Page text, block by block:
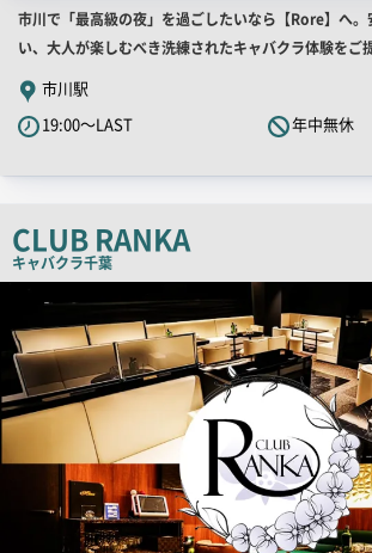
店
舗
PR
キ
ャ
ピ
ー
市川で「最高級の夜」を過ごしたいなら【Rore】へ
い、大人が楽しむべき洗練されたキャバクラ体験をご
市川駅
19:00～LAST
年中無休
CLUB RANKA
キャバクラ千葉
店
画
像